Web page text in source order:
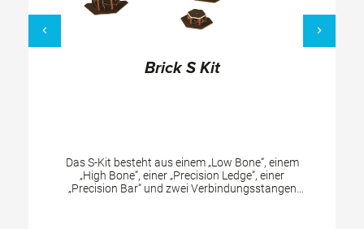
Brick S Kit
Das S-Kit besteht aus einem „Low Bone“, einem
„High Bone“, einer „Precision Ledge“, einer
„Precision Bar“ und zwei Verbindungsstangen